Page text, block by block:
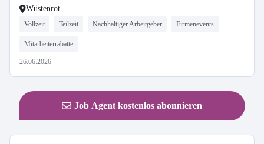
Wüstenrot
Vollzeit Teilzeit Nachhaltiger Arbeitgeber Firmenevents
Mitarbeiterrabatte
26.06.2026
Job Agent kostenlos abonnieren